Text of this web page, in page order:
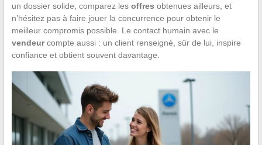
un dossier solide, comparez les offres obtenues ailleurs, et
n’hésitez pas à faire jouer la concurrence pour obtenir le
meilleur compromis possible. Le contact humain avec le
vendeurcompte aussi : un client renseigné, sûr de lui, inspire
confiance et obtient souvent davantage.